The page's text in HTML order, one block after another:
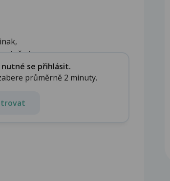
tu s...
se přihlásit.
průměrně 2 minuty.